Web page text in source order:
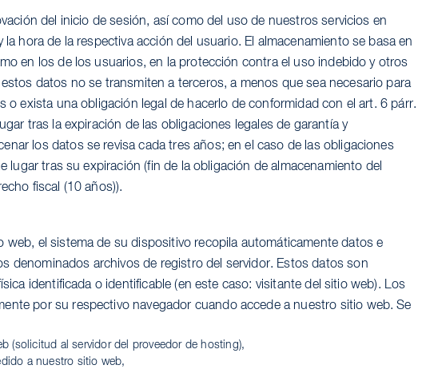
del inicio de sesión, así como del uso de nuestros servicios en
la hora de la respectiva acción del usuario. El almacenamiento se basa en
en los de los usuarios, en la protección contra el uso indebido y otros
datos no se transmiten a terceros, a menos que sea necesario para
o exista una obligación legal de hacerlo de conformidad con el art. 6 párr.
tras la expiración de las obligaciones legales de garantía y
los datos se revisa cada tres años; en el caso de las obligaciones
lugar tras su expiración (fin de la obligación de almacenamiento del
fiscal (10 años)).
web, el sistema de su dispositivo recopila automáticamente datos e
denominados archivos de registro del servidor. Estos datos son
identificada o identificable (en este caso: visitante del sitio web). Los
por su respectivo navegador cuando accede a nuestro sitio web. Se
(solicitud al servidor del proveedor de hosting),
a nuestro sitio web,